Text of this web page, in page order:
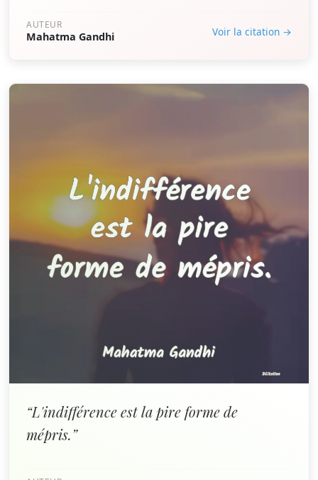
AUTEUR
Mahatma Gandhi Voir la citation →
“L'indifférence est la pire forme de
mépris.”